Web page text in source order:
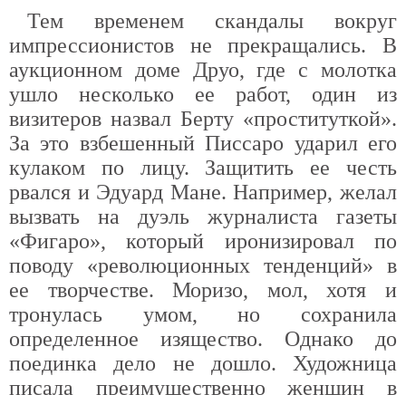
Тем временем скандалы вокруг
импрессионистов не прекращались. В
аукционном доме Друо, где с молотка
ушло несколько ее работ, один из
визитеров назвал Берту «проституткой».
За это взбешенный Писсаро ударил его
кулаком по лицу. Защитить ее честь
рвался и Эдуард Мане. Например, желал
вызвать на дуэль журналиста газеты
«Фигаро», который иронизировал по
поводу «революционных тенденций» в
ее творчестве. Моризо, мол, хотя и
тронулась умом, но сохранила
определенное изящество. Однако до
поединка дело не дошло. Художница
писала преимущественно женщин в